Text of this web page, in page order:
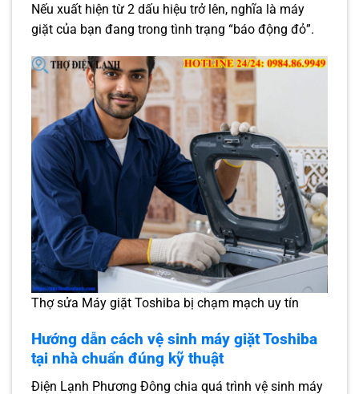
Nếu xuất hiện từ 2 dấu hiệu trở lên, nghĩa là máy
giặt của bạn đang trong tình trạng “báo động đỏ”.
Thợ sửa Máy giặt Toshiba bị chạm mạch uy tín
Hướng dẫn cách vệ sinh máy giặt Toshiba
tại nhà chuẩn đúng kỹ thuật
Điện Lạnh Phương Đông chia quá trình vệ sinh máy